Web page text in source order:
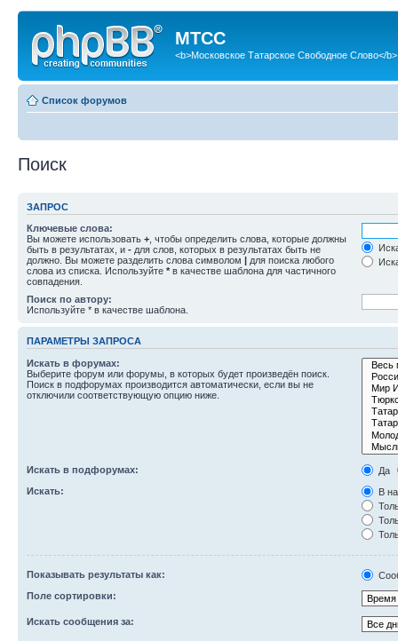
МТСС
<b>Московское Татарское Свободное Слово</b>
Список форумов
Поиск
ЗАПРОС
Ключевые слова:
Вы можете использовать + , чтобы определить слова, которые должны
быть в результатах, и - для слов, которых в результатах быть не
должно. Вы можете разделить слова символом | для поиска любого
слова из списка. Используйте * в качестве шаблона для частичного
совпадения.
Поиск по автору:
Используйте * в качестве шаблона.
ПАРАМЕТРЫ ЗАПРОСА
Искать в форумах:
Выберите форум или форумы, в которых будет произведён поиск.
Поиск в подфорумах производится автоматически, если вы не
отключили соответствующую опцию ниже.
Искать в подфорумах:
Да
Искать:
В
Показывать результаты как:
Поле сортировки:
Искать сообщения за: